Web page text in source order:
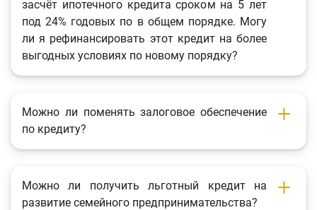
засчёт ипотечного кредита сроком на 5 лет
под 24% годовых по в общем порядке. Могу
ли я рефинансировать этот кредит на более
выгодных условиях по новому порядку?
Можно ли поменять залоговое обеспечение
по кредиту?
Можно ли получить льготный кредит на
развитие семейного предпринимательства?